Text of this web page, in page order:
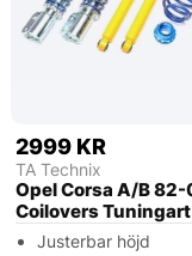
2999 KR
TA Technix
Opel Corsa A/B
Coilovers Tuningart
Justerbar höjd